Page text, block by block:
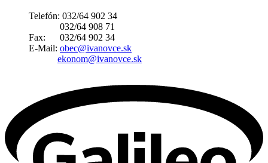
Telefón: 032/64 902 34
032/64 908 71
Fax: 032/64 902 34
E-Mail: obec@ivanovce.sk
ekonom@ivanovce.sk